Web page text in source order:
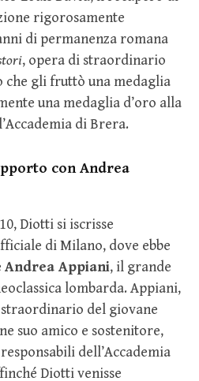
rigorosamente
di permanenza romana
, opera di straordinario
gli fruttò una medaglia
una medaglia d’oro alla
di Brera.
con Andrea
Diotti si iscrisse
di Milano, dove ebbe
Andrea Appiani, il grande
lombarda. Appiani,
del giovane
suo amico e sostenitore,
dell’Accademia
Diotti venisse